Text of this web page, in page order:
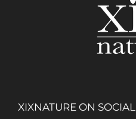
XIXNATURE ON SOCIAL